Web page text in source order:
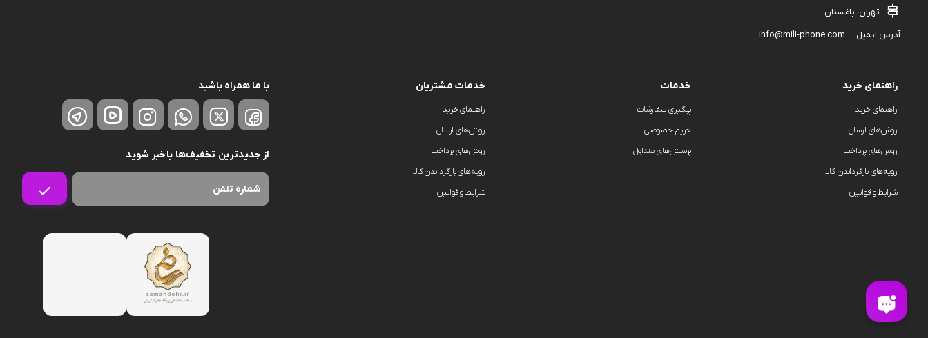
تهران، باغستان
آدرس ایمیل :
info@mili-phone.com
راهنمای خرید
راهنمای خرید
روش‌های ارسال
روش‌های پرداخت
رویه‌های بازگرداندن کالا
شرایط و قوانین
خدمات
پیگیری سفارشات
حریم خصوصی
پرسش‌های متداول
خدمات مشتریان
راهنمای خرید
روش‌های ارسال
روش‌های پرداخت
رویه‌های بازگرداندن کالا
شرایط و قوانین
با ما همراه باشید
از جدیدترین تخفیف‌ها باخبر شوید